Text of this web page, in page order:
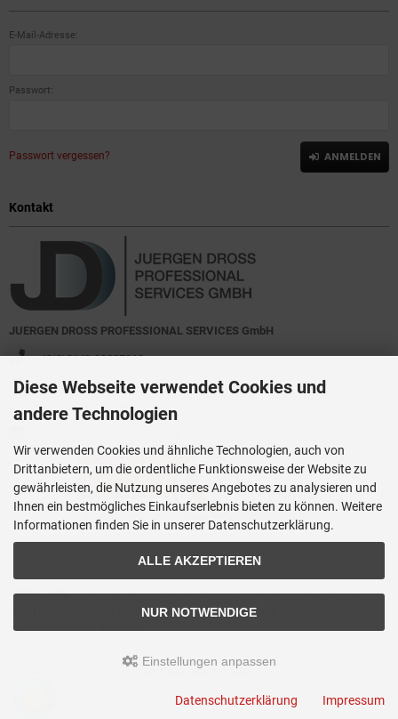
E-Mail-Adresse:
Passwort:
Passwort vergessen? ANMELDEN
Kontakt
JUERGEN DROSS PROFESSIONAL SERVICES GmbH
+49(0)6449-92897919
Kirchstraße 44
D-35630 Ehringshausen
Dross.Blog::Der Blog der JUERGEN DROSS PROFESSIONAL SERVICES
GmbH mit aktuellen Informationen zu Technik - News - Infos - Terminen -
Veranstaltungen - Aktionen
GermanOutletStore © 2026
ified eCommerce Shopsoftware © 2009-2026
Diese Webseite verwendet Cookies und
andere Technologien
Wir verwenden Cookies und ähnliche Technologien, auch von
Drittanbietern, um die ordentliche Funktionsweise der Website zu
gewährleisten, die Nutzung unseres Angebotes zu analysieren und
Ihnen ein bestmögliches Einkaufserlebnis bieten zu können. Weitere
Informationen finden Sie in unserer Datenschutzerklärung.
ALLE AKZEPTIEREN
NUR NOTWENDIGE
Einstellungen anpassen
Datenschutzerklärung Impressum